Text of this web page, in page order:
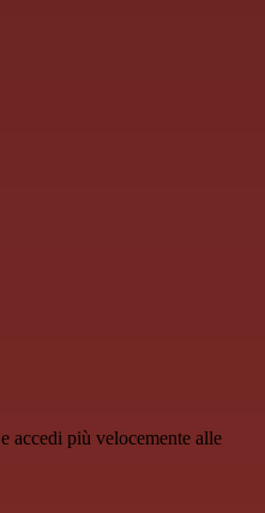
accedi più velocemente alle